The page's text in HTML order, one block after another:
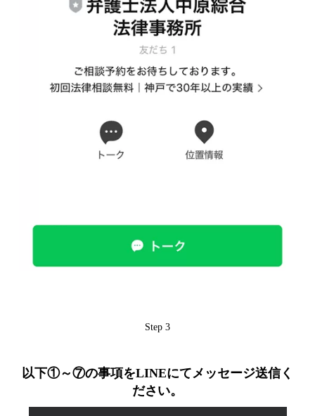
Step 3
以下①～⑦の事項をLINEにてメッセージ送信く
ださい。